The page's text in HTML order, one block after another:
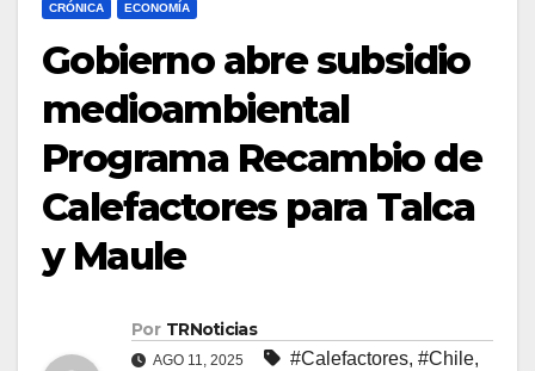
CRÓNICA ECONOMÍA
Gobierno abre subsidio
medioambiental
Programa Recambio de
Calefactores para Talca
y Maule
Por TRNoticias
AGO 11, 2025 #Calefactores, #Chile,